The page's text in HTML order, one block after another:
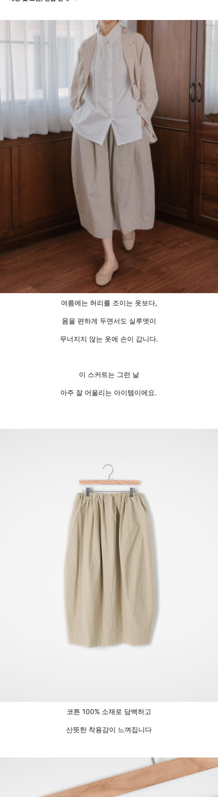
여름에는 허리를 조이는 옷보다,
몸을 편하게 두면서도 실루엣이
무너지지 않는 옷에 손이 갑니다.
이 스커트는 그런 날
아주 잘 어울리는 아이템이에요.
코튼 100% 소재로 담백하고
산뜻한 착용감이 느껴집니다